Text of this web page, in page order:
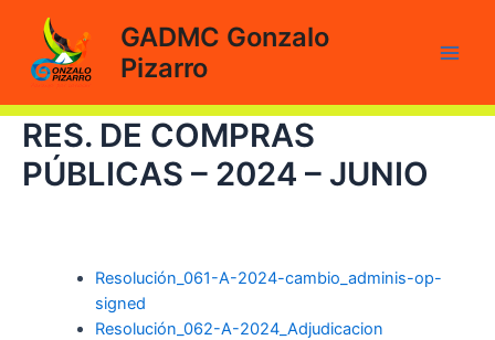
contenido
GADMC Gonzalo
Pizarro
RES. DE COMPRAS
PÚBLICAS – 2024 – JUNIO
Resolución_061-A-2024-cambio_adminis-op-
signed
Resolución_062-A-2024_Adjudicacion